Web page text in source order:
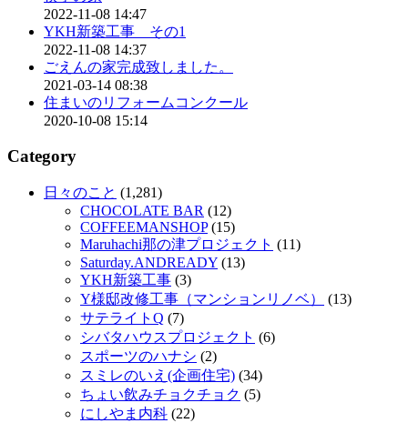
2022-11-08 14:47
YKH新築工事 その1
2022-11-08 14:37
ごえんの家完成致しました。
2021-03-14 08:38
住まいのリフォームコンクール
2020-10-08 15:14
Category
日々のこと (1,281)
CHOCOLATE BAR (12)
COFFEEMANSHOP(15)
Maruhachi那の津プロジェクト (11)
Saturday.ANDREADY (13)
YKH新築工事 (3)
Y様邸改修工事（マンションリノベ）
(13)
サテライトQ (7)
シバタハウスプロジェクト (6)
スポーツのハナシ (2)
スミレのいえ(企画住宅) (34)
ちょい飲みチョクチョク (5)
にしやま内科 (22)